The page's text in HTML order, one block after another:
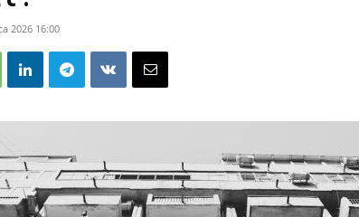
2026 16:00